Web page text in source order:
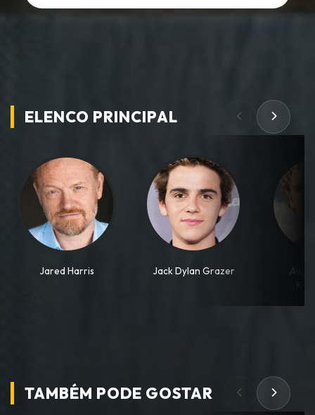
ELENCO PRINCIPAL
Jared Harris Jack Dylan Grazer
TAMBÉM PODE GOSTAR